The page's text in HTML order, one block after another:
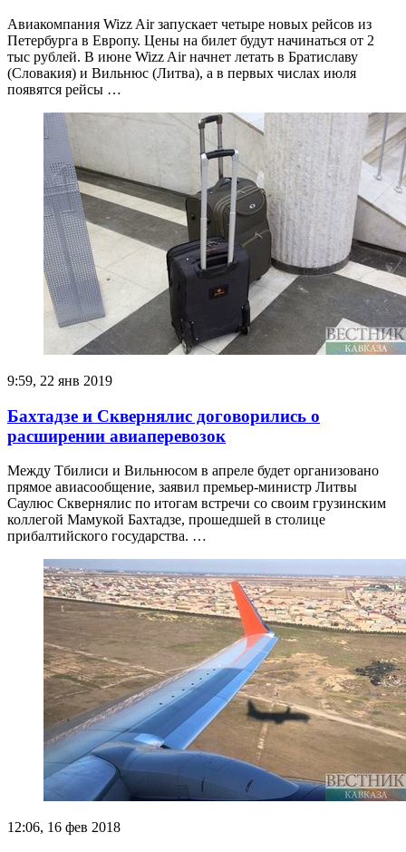
Авиакомпания Wizz Air запускает четыре новых рейсов из
Петербурга в Европу. Цены на билет будут начинаться от 2
тыс рублей. В июне Wizz Air начнет летать в Братиславу
(Словакия) и Вильнюс (Литва), а в первых числах июля
появятся рейсы …
9:59, 22 янв 2019
Бахтадзе и Сквернялис договорились о
расширении авиаперевозок
Между Тбилиси и Вильнюсом в апреле будет организовано
прямое авиасообщение, заявил премьер-министр Литвы
Саулюс Сквернялис по итогам встречи со своим грузинским
коллегой Мамукой Бахтадзе, прошедшей в столице
прибалтийского государства. …
12:06, 16 фев 2018